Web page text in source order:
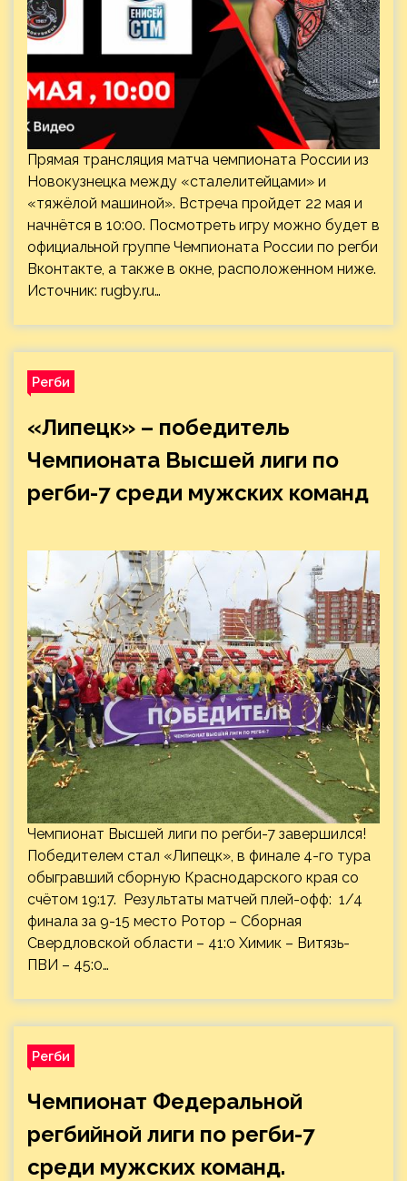
Прямая трансляция матча чемпионата России из
Новокузнецка между «сталелитейцами» и
«тяжёлой машиной». Встреча пройдет 22 мая и
начнётся в 10:00. Посмотреть игру можно будет в
официальной группе Чемпионата России по регби
Вконтакте, а также в окне, расположенном ниже.
Источник: rugby.ru…
Регби
«Липецк» – победитель
Чемпионата Высшей лиги по
регби-7 среди мужских команд
Чемпионат Высшей лиги по регби-7 завершился!
Победителем стал «Липецк», в финале 4-го тура
обыгравший сборную Краснодарского края со
счётом 19:17. Результаты матчей плей-офф: 1/4
финала за 9-15 место Ротор – Сборная
Свердловской области – 41:0 Химик – Витязь-
ПВИ – 45:0…
Регби
Чемпионат Федеральной
регбийной лиги по регби-7
среди мужских команд.